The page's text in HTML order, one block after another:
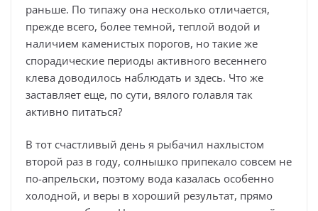
раньше. По типажу она несколько отличается,
прежде всего, более темной, теплой водой и
наличием каменистых порогов, но такие же
спорадические периоды активного весеннего
клева доводилось наблюдать и здесь. Что же
заставляет еще, по сути, вялого голавля так
активно питаться?
В тот счастливый день я рыбачил нахлыстом
второй раз в году, солнышко припекало совсем не
по-апрельски, поэтому вода казалась особенно
холодной, и веры в хороший результат, прямо